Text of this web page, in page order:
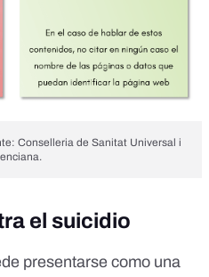
Conselleria de Sanitat Universal i
.
el suicidio
presentarse como una